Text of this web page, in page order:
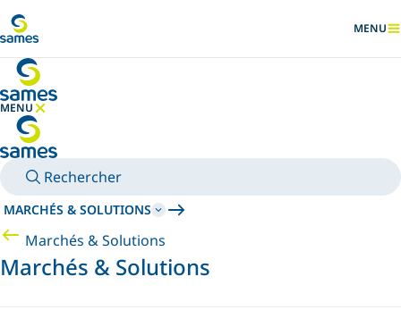
MENU
MENU
MASQUER LE MENU
Rechercher
MARCHÉS & SOLUTIONS
Marchés & Solutions
Marchés & Solutions